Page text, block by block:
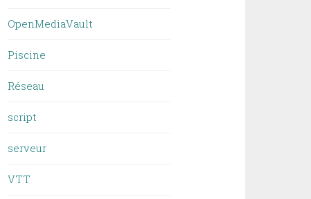
OpenMediaVault
Piscine
Réseau
script
serveur
VTT